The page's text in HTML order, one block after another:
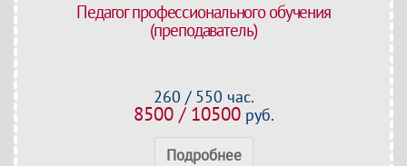
Педагог профессионального обучения
(преподаватель)
260 / 550 час.
8500 / 10500руб.
Подробнее